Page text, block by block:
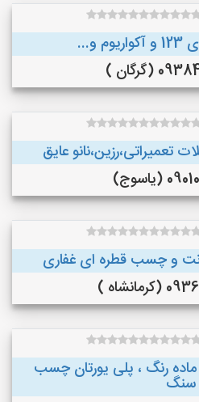
)
عایق
)
رنگ ، پلی یورتان چسب
سنگ